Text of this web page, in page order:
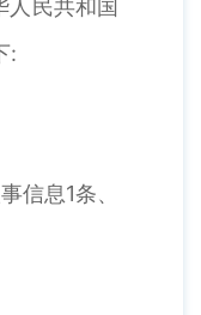
民共和国
:
信息1条、